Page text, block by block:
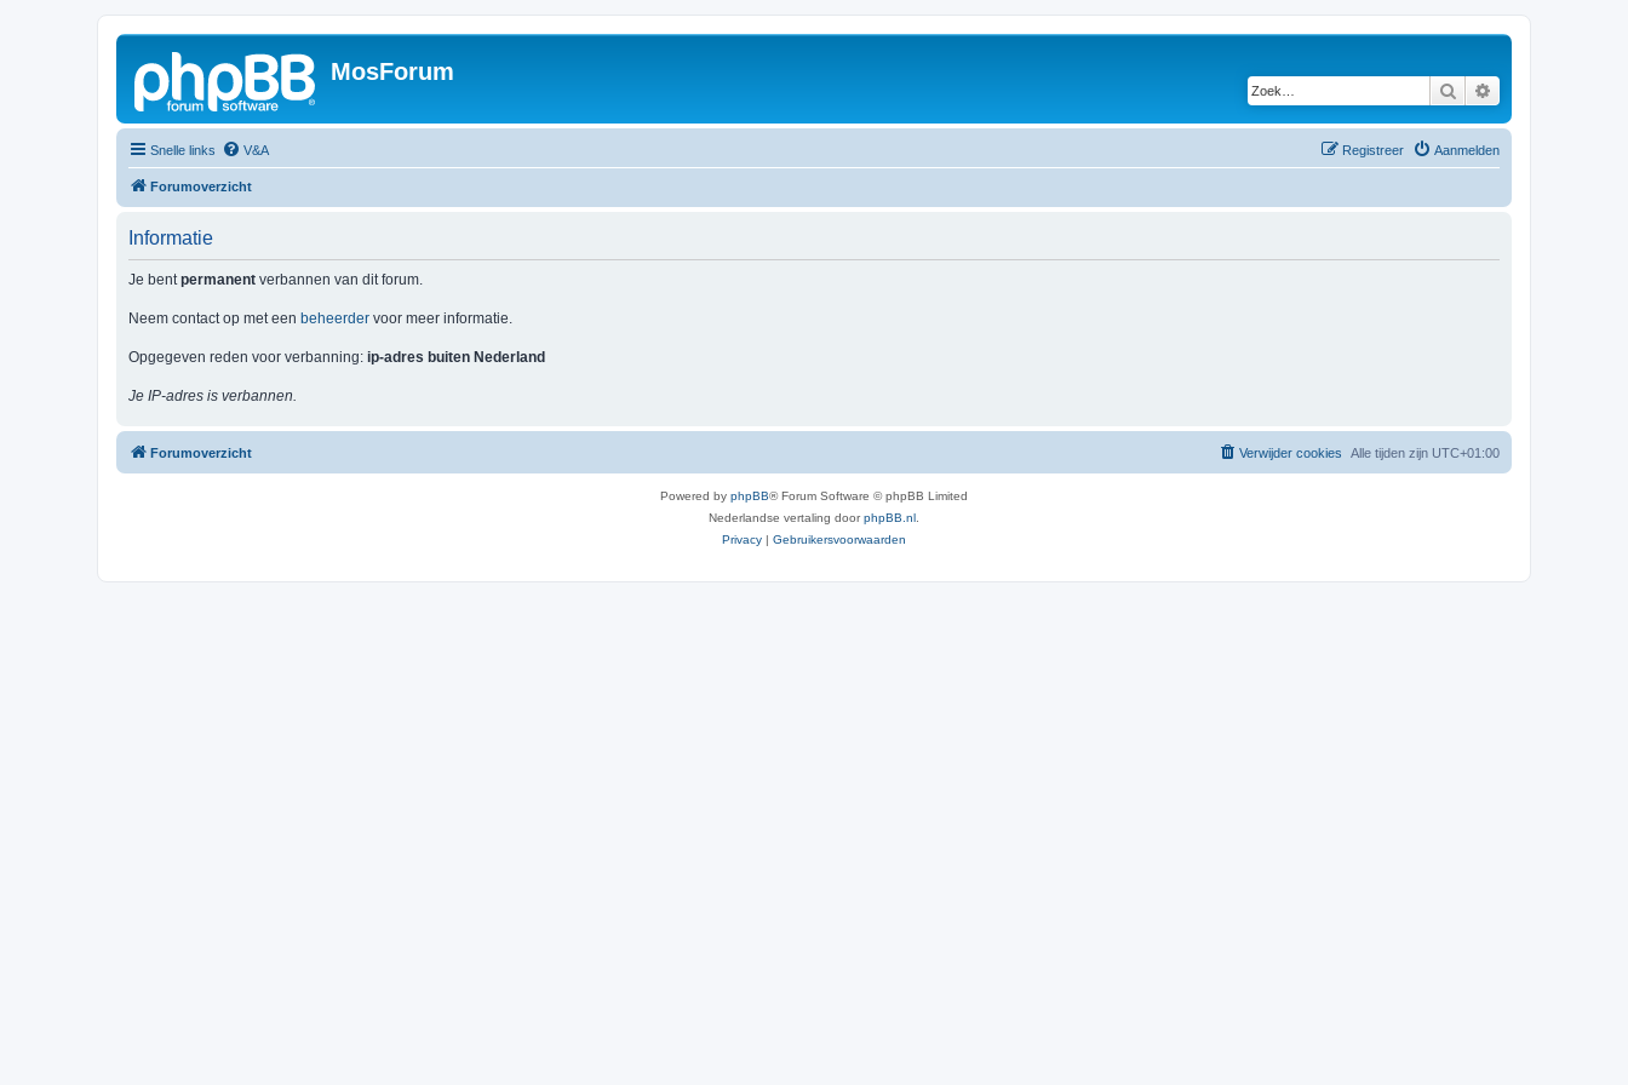
MosForum
Zoek
Snelle links V&A Aanmelden
Registreer
Forumoverzicht
Informatie
Je bentpermanent verbannen van dit forum.
Neem contact op met een beheerder voor meer informatie.
Opgegeven reden voor verbanning: ip-adres buiten Nederland
Je IP-adres is verbannen.
Forumoverzicht Alle tijden zijn UTC+01:00
Verwijder cookies
Powered by phpBB® Forum Software © phpBB Limited
Nederlandse vertaling doorphpBB.nl
Privacy | Gebruikersvoorwaarden